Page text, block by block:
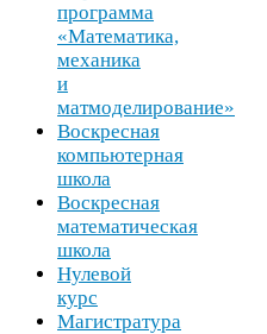
программа
«Математика,
механика
и
матмоделирование»
Воскресная
компьютерная
школа
Воскресная
математическая
школа
Нулевой
курс
Магистратура